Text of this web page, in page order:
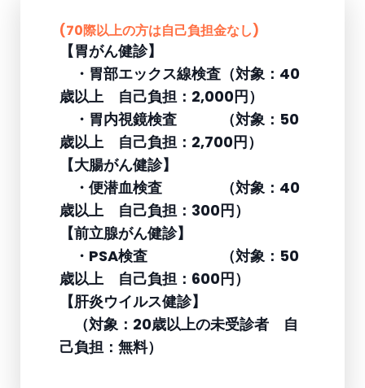
(70際以上の方は自己負担金なし)
【胃がん健診】
・胃部エックス線検査（対象：40
歳以上 自己負担：2,000円）
・胃内視鏡検査 （対象：50
歳以上 自己負担：2,700円）
【大腸がん健診】
・便潜血検査 （対象：40
歳以上 自己負担：300円）
【前立腺がん健診】
・PSA検査 （対象：50
歳以上 自己負担：600円）
【肝炎ウイルス健診】
（対象：20歳以上の未受診者 自
己負担：無料）